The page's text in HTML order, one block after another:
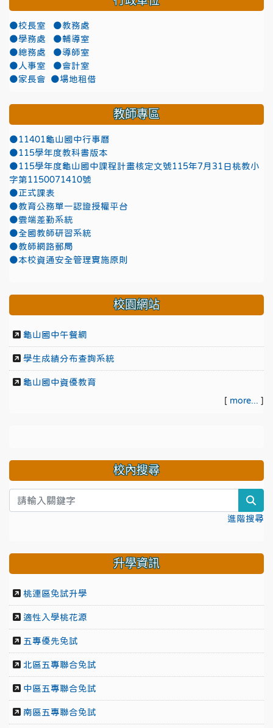
●校長室
●教務處
●學務處
●輔導室
●總務處
●導師室
●人事室
●會計室
●家長會
●場地租借
教師專區
●11401龜山國中行事曆
●115學年度教科書版本
●115學年度龜山國中課程計畫核定文號115年7月31日桃教小
字第1150071410號
●正式課表
●教育公務單一認證授權平台
●雲端差勤系統
●全國教師研習系統
●教師網路郵局
●本校資通安全管理實施原則
校園網站
龜山國中午餐網
學生成績分布查詢系統
龜山國中資優教育
[ more... ]
校內搜尋
進階搜尋
升學資訊
桃連區免試升學
適性入學桃花源
五專優先免試
北區五專聯合免試
中區五專聯合免試
南區五專聯合免試